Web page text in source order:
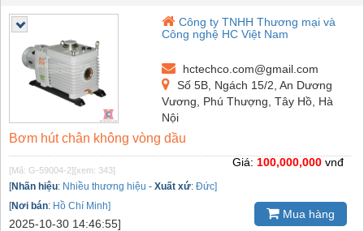
Công ty TNHH Thương mại và
Công nghệ HC Việt Nam
hctechco.com@gmail.com
Số 5B, Ngách 15/2, An Dương
Vương, Phú Thượng, Tây Hồ, Hà
Nội
Bơm hút chân không vòng dầu
[Mã: G-59004-2][xem: 343]
[Nhãn hiệu: Nhiều thương hiệu - Xuất xứ: Đức]
[Nơi bán: Hồ Chí Minh]
2025-10-30 14:46:55]
Giá: 100,000,000 vnđ
Mua hàng